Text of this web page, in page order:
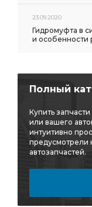
23.09.2020
Гидромуфта в
и особенности
Полный
Купить
или вашего
интуитивно
предусмотрели
автозапчастей.